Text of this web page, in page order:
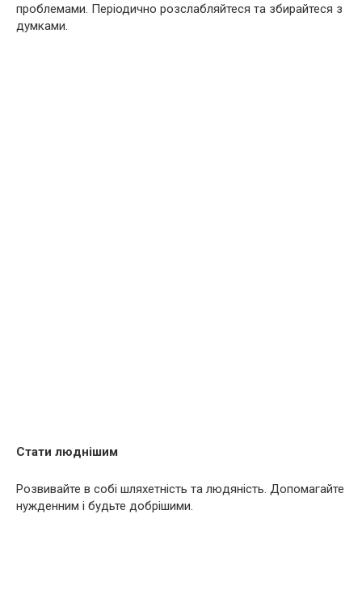
проблемами. Періодично розслабляйтеся та збирайтеся з
думками.
Стати люднішим
Розвивайте в собі шляхетність та людяність. Допомагайте
нужденним і будьте добрішими.